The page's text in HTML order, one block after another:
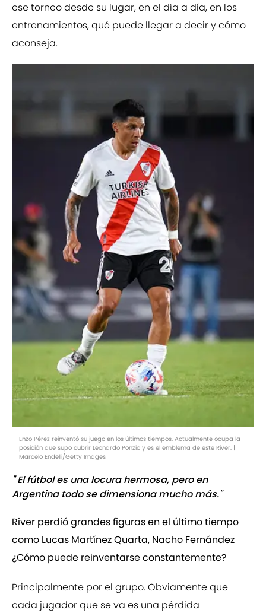
ese torneo desde su lugar, en el día a día, en los
entrenamientos, qué puede llegar a decir y cómo
aconseja.
Enzo Pérez reinventó su juego en los últimos tiempos. Actualmente ocupa la
posición que supo cubrir Leonardo Ponzio y es el emblema de este River. |
Marcelo Endelli/Getty Images
" El fútbol es una locura hermosa, pero en
Argentina todo se dimensiona mucho más."
River perdió grandes figuras en el último tiempo
como Lucas Martínez Quarta, Nacho Fernández
¿Cómo puede reinventarse constantemente?
Principalmente por el grupo. Obviamente que
cada jugador que se va es una pérdida